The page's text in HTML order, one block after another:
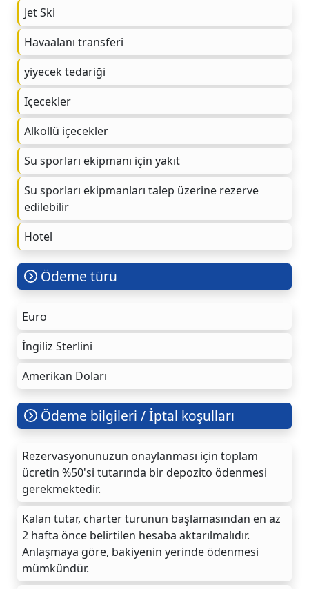
Jet Ski
Havaalanı transferi
yiyecek tedariği
Içecekler
Alkollü içecekler
Su sporları ekipmanı için yakıt
Su sporları ekipmanları talep üzerine rezerve
edilebilir
Hotel
Ödeme türü
Euro
İngiliz Sterlini
Amerikan Doları
Ödeme bilgileri / İptal koşulları
Rezervasyonunuzun onaylanması için toplam
ücretin %50'si tutarında bir depozito ödenmesi
gerekmektedir.
Kalan tutar, charter turunun başlamasından en az
2 hafta önce belirtilen hesaba aktarılmalıdır.
Anlaşmaya göre, bakiyenin yerinde ödenmesi
mümkündür.